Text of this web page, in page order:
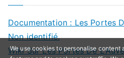
Documentation : Les Portes
Non identifié.
Wiki Sur Les Portes De
We use cookies to personalise content